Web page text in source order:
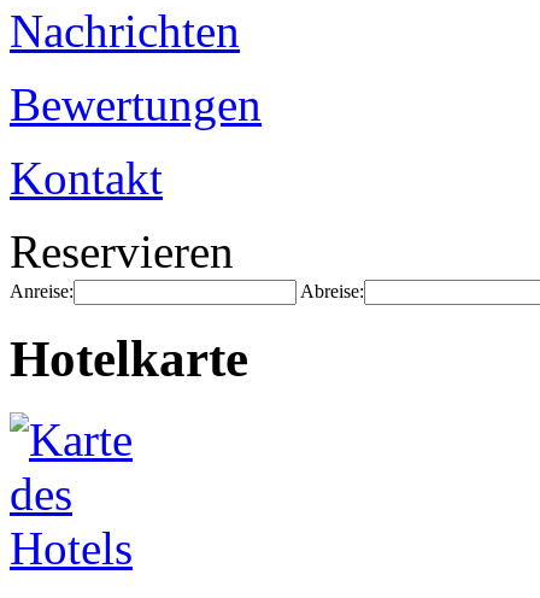
Nachrichten
Bewertungen
Kontakt
Reservieren
Anreise: Abreise:
Hotelkarte